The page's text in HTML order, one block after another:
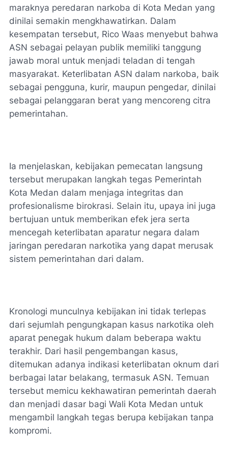
maraknya peredaran narkoba di Kota Medan yang
dinilai semakin mengkhawatirkan. Dalam
kesempatan tersebut, Rico Waas menyebut bahwa
ASN sebagai pelayan publik memiliki tanggung
jawab moral untuk menjadi teladan di tengah
masyarakat. Keterlibatan ASN dalam narkoba, baik
sebagai pengguna, kurir, maupun pengedar, dinilai
sebagai pelanggaran berat yang mencoreng citra
pemerintahan.
Ia menjelaskan, kebijakan pemecatan langsung
tersebut merupakan langkah tegas Pemerintah
Kota Medan dalam menjaga integritas dan
profesionalisme birokrasi. Selain itu, upaya ini juga
bertujuan untuk memberikan efek jera serta
mencegah keterlibatan aparatur negara dalam
jaringan peredaran narkotika yang dapat merusak
sistem pemerintahan dari dalam.
Kronologi munculnya kebijakan ini tidak terlepas
dari sejumlah pengungkapan kasus narkotika oleh
aparat penegak hukum dalam beberapa waktu
terakhir. Dari hasil pengembangan kasus,
ditemukan adanya indikasi keterlibatan oknum dari
berbagai latar belakang, termasuk ASN. Temuan
tersebut memicu kekhawatiran pemerintah daerah
dan menjadi dasar bagi Wali Kota Medan untuk
mengambil langkah tegas berupa kebijakan tanpa
kompromi.